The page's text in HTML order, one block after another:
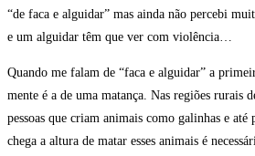
“de faca e alguidar” mas ainda não percebi
e um alguidar têm que ver com violência…
Quando me falam de “faca e alguidar” a
mente é a de uma matança. Nas regiões rurais
pessoas que criam animais como galinhas e até
chega a altura de matar esses animais é